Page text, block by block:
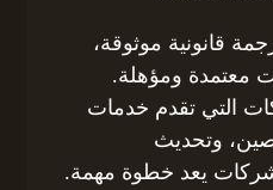
قانونية موثوقة،
معتمدة ومؤهلة.
التي تقدم خدمات
وتحديث
يعد خطوة مهمة.